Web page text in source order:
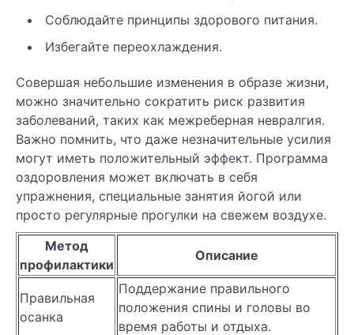
Соблюдайте принципы здорового питания.
Избегайте переохлаждения.
Совершая небольшие изменения в образе жизни,
можно значительно сократить риск развития
заболеваний, таких как межреберная невралгия.
Важно помнить, что даже незначительные усилия
могут иметь положительный эффект. Программа
оздоровления может включать в себя
упражнения, специальные занятия йогой или
просто регулярные прогулки на свежем воздухе.
Метод
профилактики
Описание
Правильная
осанка
Поддержание правильного
положения спины и головы во
время работы и отдыха.